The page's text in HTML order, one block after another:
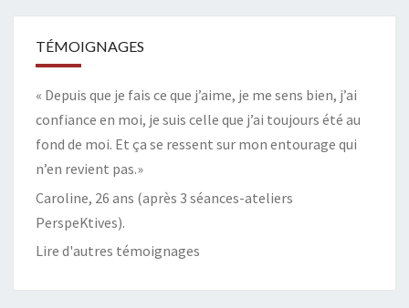
TÉMOIGNAGES
« Depuis que je fais ce que j’aime, je me sens bien, j’ai
confiance en moi, je suis celle que j’ai toujours été au
fond de moi. Et ça se ressent sur mon entourage qui
n’en revient pas.»
Caroline, 26 ans (après 3 séances-ateliers
PerspeKtives).
Lire d'autres témoignages